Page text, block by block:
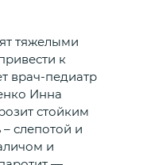
тяжелыми
к
врач-педиатр
Инна
стойким
слепотой и
и